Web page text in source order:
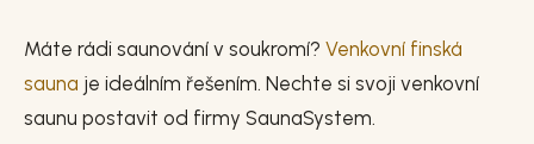
Máte rádi saunování v soukromí? Venkovní finská
sauna je ideálním řešením. Nechte si svoji venkovní
saunu postavit od firmy SaunaSystem.